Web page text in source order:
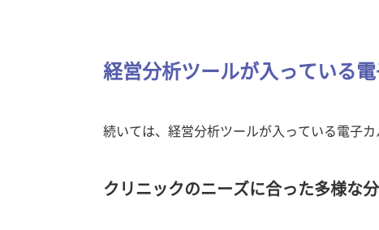
経営分析ツールが入っている
続いては、経営分析ツールが入っている電子カ
クリニックのニーズに合った多様な